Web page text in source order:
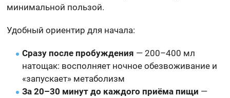
минимальной пользой.
Удобный ориентир для начала:
Сразу после пробуждения — 200–400 мл
натощак: восполняет ночное обезвоживание и
«запускает» метаболизм
За 20–30 минут до каждого приёма пищи —